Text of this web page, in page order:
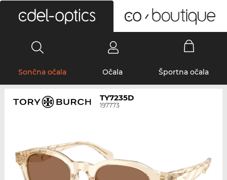
Sončna očala Očala Športna očala
TY7235D
197773